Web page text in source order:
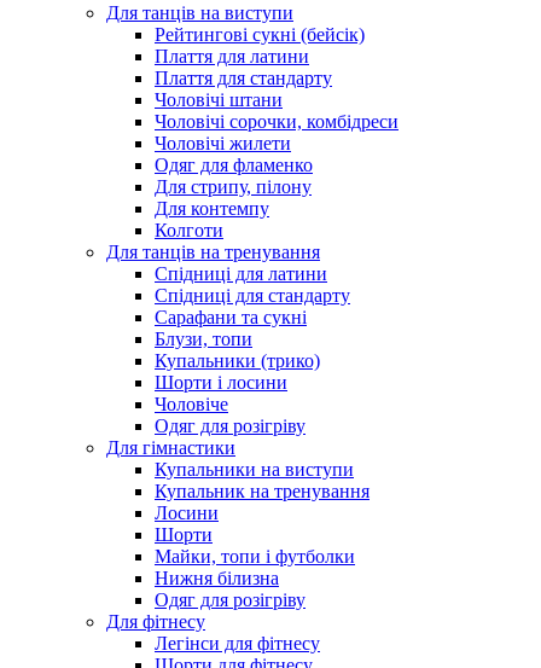
Для танців на виступи
Рейтингові сукні (бейсік)
Плаття для латини
Плаття для стандарту
Чоловічі штани
Чоловічі сорочки, комбідреси
Чоловічі жилети
Одяг для фламенко
Для стрипу, пілону
Для контемпу
Колготи
Для танців на тренування
Спідниці для латини
Спідниці для стандарту
Сарафани та сукні
Блузи, топи
Купальники (трико)
Шорти і лосини
Чоловіче
Одяг для розігріву
Для гімнастики
Купальники на виступи
Купальник на тренування
Лосини
Шорти
Майки, топи і футболки
Нижня білизна
Одяг для розігріву
Для фітнесу
Легінси для фітнесу